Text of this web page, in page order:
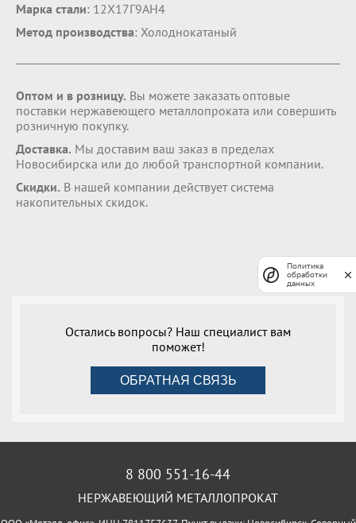
Марка стали: 12Х17Г9АН4
Метод производства: Холоднокатаный
Оптом и в розницу. Вы можете заказать оптовые
поставки нержавеющего металлопроката или совершить
розничную покупку.
Доставка. Мы доставим ваш заказ в пределах
Новосибирска или до любой транспортной компании.
Скидки. В нашей компании действует система
накопительных скидок.
Остались вопросы? Наш специалист вам
поможет!
ОБРАТНАЯ СВЯЗЬ
8 800 551-16-44
НЕРЖАВЕЮЩИЙ МЕТАЛЛОПРОКАТ
Политика
обработки
данных